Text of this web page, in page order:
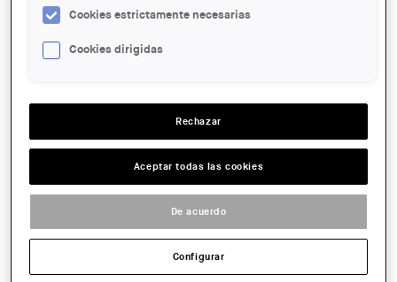
«El conflicte capital-alimentació»
amb Carolyn Steel
ACCIONES
FECHA:
Cookies estrictamente necesarias
Cookies dirigidas
Rechazar
Aceptar todas las cookies
De acuerdo
Configurar